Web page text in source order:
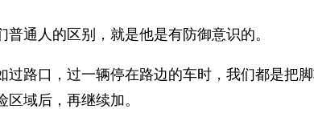
通人的区别，就是他是有防御意识的。
路口，过一辆停在路边的车时，我们都是把
域后，再继续加。